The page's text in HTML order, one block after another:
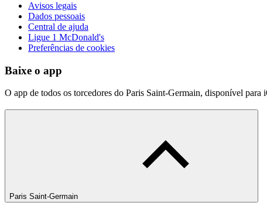
Avisos legais
Dados pessoais
Central de ajuda
Ligue 1 McDonald's
Preferências de cookies
Baixe o app
O app de todos os torcedores do Paris Saint-Germain, disponível para
Paris Saint-Germain